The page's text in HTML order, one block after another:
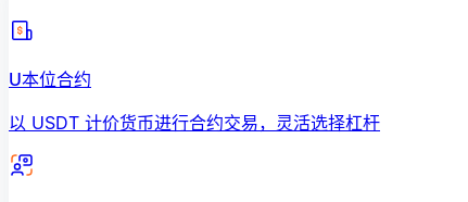
U本位合约
以 USDT 计价货币进行合约交易，灵活选择杠杆